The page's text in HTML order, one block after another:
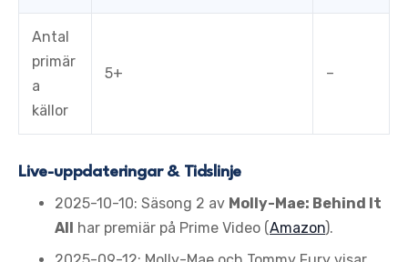
Antal
primär
a
källor
5+ –
Live-uppdateringar & Tidslinje
2025-10-10: Säsong 2 av Molly-Mae: Behind It
All har premiär på Prime Video (Amazon).